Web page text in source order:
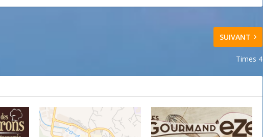
SUIVANT
Times 4